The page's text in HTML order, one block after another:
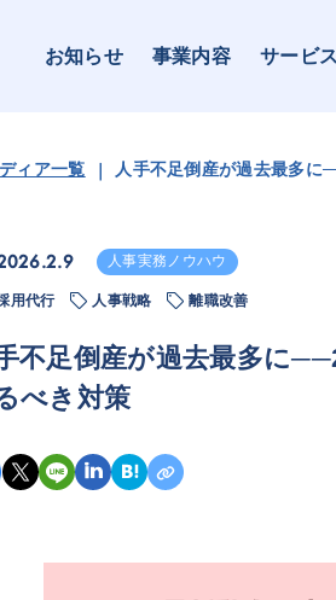
お知らせ 事業内容 サービス
ィア一覧 人手不足倒産が過去最多に
人事実務ノウハウ
用代行 人事戦略 離職改善
不足倒産が過去最多に
べき対策